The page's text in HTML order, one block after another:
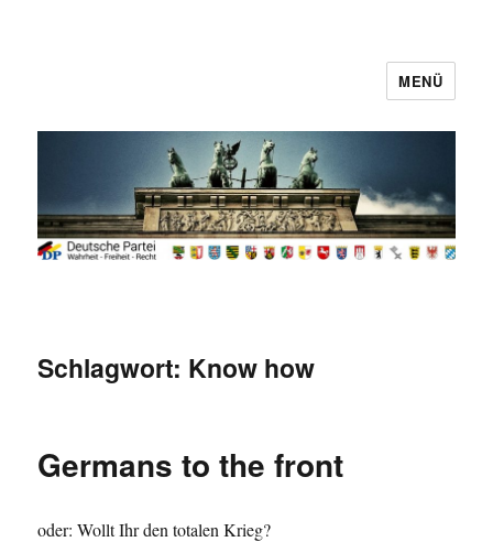
MENÜ
Schlagwort: Know how
Germans to the front
oder: Wollt Ihr den totalen Krieg?